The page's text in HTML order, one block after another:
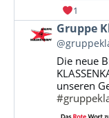
1
Beitrag
von
Gruppe
Klassenkampf
Bluesky
ansehen
Gruppe
Die neue
unseren